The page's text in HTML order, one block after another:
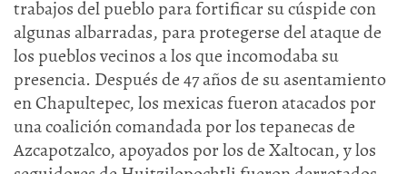
trabajos del pueblo para fortificar su cúspide con
algunas albarradas, para protegerse del ataque de
los pueblos vecinos a los que incomodaba su
presencia. Después de 47 años de su asentamiento
en Chapultepec, los mexicas fueron atacados por
una coalición comandada por los tepanecas de
Azcapotzalco, apoyados por los de Xaltocan, y los